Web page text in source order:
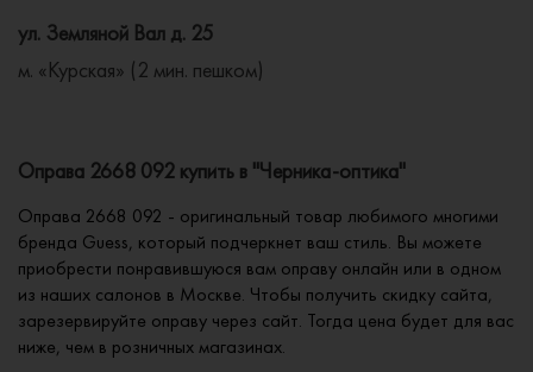
ул. Земляной Вал д. 25
м. «Курская» (2 мин. пешком)
Оправа 2668 092 купить в "Черника-оптика"
Оправа 2668 092 - оригинальный товар любимого многими
бренда Guess, который подчеркнет ваш стиль. Вы можете
приобрести понравившуюся вам оправу онлайн или в одном
из наших салонов в Москве. Чтобы получить скидку сайта,
зарезервируйте оправу через сайт. Тогда цена будет для вас
ниже, чем в розничных магазинах.